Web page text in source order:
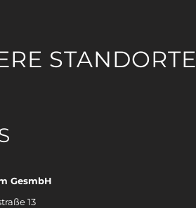
STANDORTE
GesmbH
13